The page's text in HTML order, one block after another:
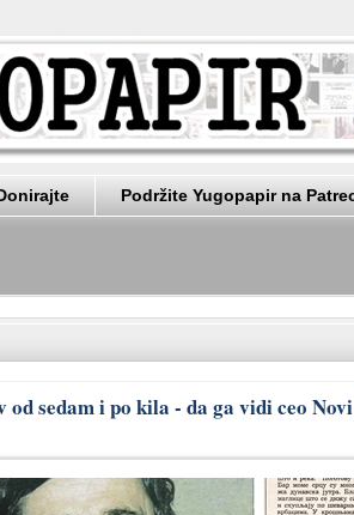
Podržite Yugopapir na
sedam i po kila - da ga vidi ceo